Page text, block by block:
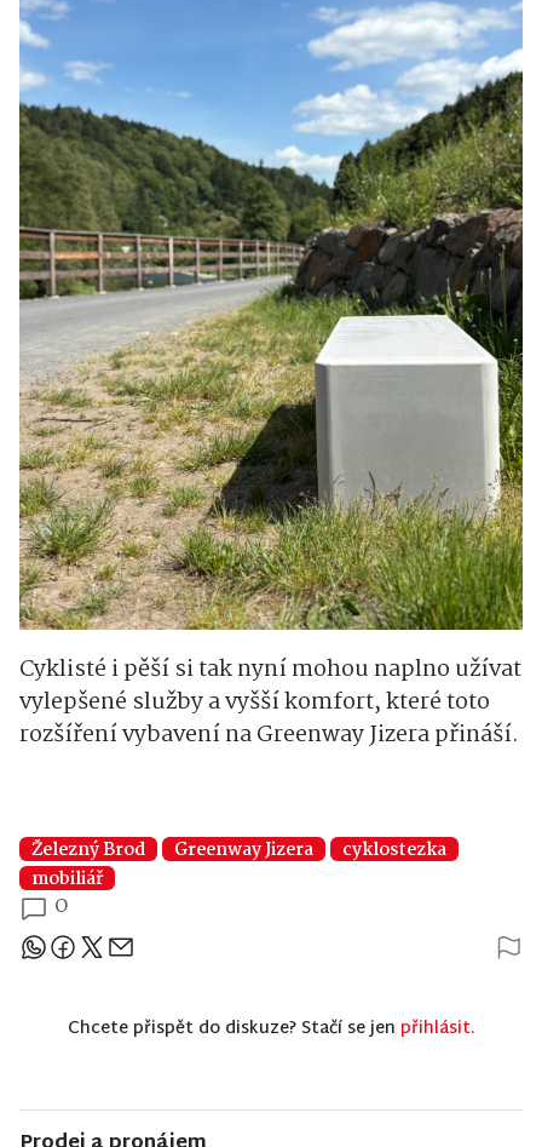
Cyklisté i pěší si tak nyní mohou naplno užívat
vylepšené služby a vyšší komfort, které toto
rozšíření vybavení na Greenway Jizera přináší.
Železný Brod Greenway Jizera
cyklostezka
mobiliář
0
Sdílejte článek
Chcete přispět do diskuze? Stačí se jen přihlásit.